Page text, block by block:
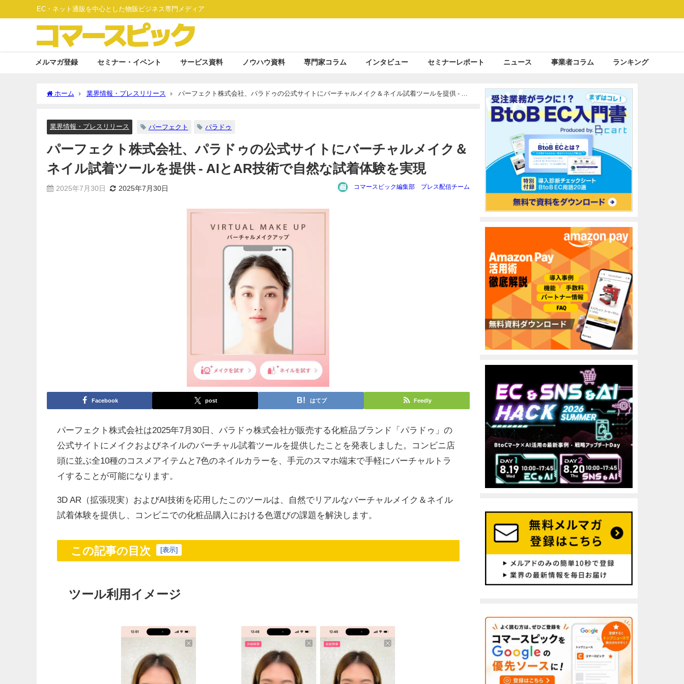
EC・ネット通販を中心とした物販ビジネス専門メディア
メルマガ登録 セミナー・イベント サービス資料 ノウハウ資料 専門家コラム インタビュー セミナーレポート ニュース 事業者コラム ランキング
ホーム 業界情報・プレスリリース
パーフェクト株式会社、パラドゥの公式サイトにバーチャルメイク＆ネイル試着ツールを提供 - AI
業界情報・プレスリリース パーフェクト パラドゥ
パーフェクト株式会社、パラドゥの公式サイトにバーチャルメイク＆
ネイル試着ツールを提供 - AIとAR技術で自然な試着体験を実現
2025年7月30日 2025年7月30日 コマースピック編集部 プレス配信チーム
Facebook post はてブ Feedly
パーフェクト株式会社は2025年7月30日、パラドゥ株式会社が販売する化粧品ブランド「パラドゥ」の
公式サイトにメイクおよびネイルのバーチャル試着ツールを提供したことを発表しました。コンビニ店
頭に並ぶ全10種のコスメアイテムと7色のネイルカラーを、手元のスマホ端末で手軽にバーチャルトラ
イすることが可能になります。
3D AR（拡張現実）およびAI技術を応用したこのツールは、自然でリアルなバーチャルメイク＆ネイル
試着体験を提供し、コンビニでの化粧品購入における色選びの課題を解決します。
この記事の目次 [表示]
ツール利用イメージ